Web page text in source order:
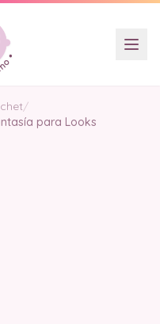
/
para Looks